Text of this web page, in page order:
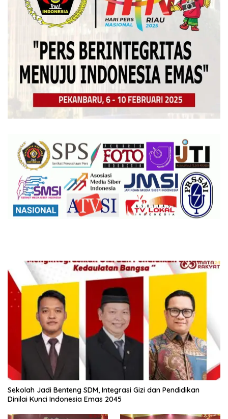
Sekolah Jadi Benteng SDM, Integrasi Gizi dan Pendidikan
Dinilai Kunci Indonesia Emas 2045